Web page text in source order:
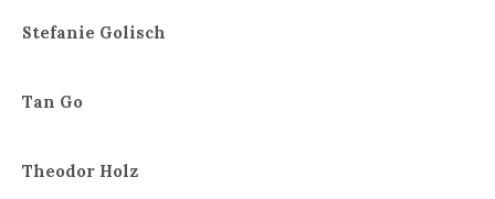
Stefanie Golisch
Tan Go
Theodor Holz